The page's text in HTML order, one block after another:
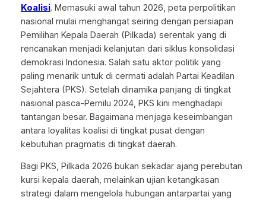
Koalisi. Memasuki awal tahun 2026, peta perpolitikan
nasional mulai menghangat seiring dengan persiapan
Pemilihan Kepala Daerah (Pilkada) serentak yang di
rencanakan menjadi kelanjutan dari siklus konsolidasi
demokrasi Indonesia. Salah satu aktor politik yang
paling menarik untuk di cermati adalah Partai Keadilan
Sejahtera (PKS). Setelah dinamika panjang di tingkat
nasional pasca-Pemilu 2024, PKS kini menghadapi
tantangan besar. Bagaimana menjaga keseimbangan
antara loyalitas koalisi di tingkat pusat dengan
kebutuhan pragmatis di tingkat daerah.
Bagi PKS, Pilkada 2026 bukan sekadar ajang perebutan
kursi kepala daerah, melainkan ujian ketangkasan
strategi dalam mengelola hubungan antarpartai yang